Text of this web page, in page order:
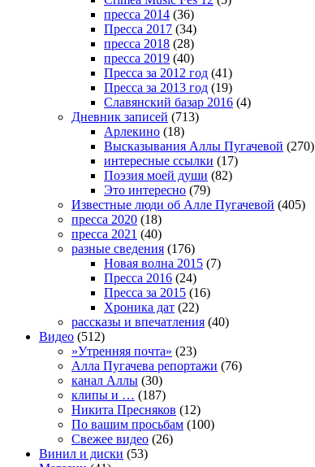
пресса 2014 (36)
Пресса 2017 (34)
пресса 2018 (28)
пресса 2019 (40)
Пресса за 2012 год (41)
Пресса за 2013 год (19)
Славянский базар 2016 (4)
Дневник записей (713)
Арлекино (18)
Высказывания Аллы Пугачевой (270)
интересные ссылки (17)
Поэзия моей души (82)
Это интересно (79)
Известные люди об Алле Пугачевой (405)
пресса 2020 (18)
пресса 2021 (40)
разные сведения (176)
Новая волна 2015 (7)
Пресса 2016 (24)
Пресса за 2015 (16)
Хроника дат (22)
рассказы и впечатления (40)
Видео (512)
»Утренняя почта» (23)
Алла Пугачева репортажи (76)
канал Аллы (30)
клипы и … (187)
Никита Пресняков (12)
По вашим просьбам (100)
Свежее видео (26)
Винил и диски (53)